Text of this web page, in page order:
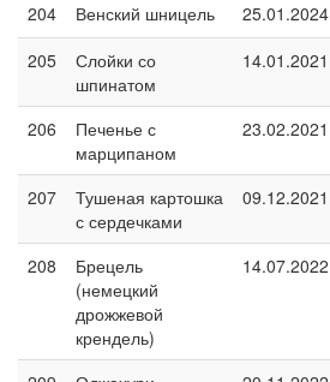
204
Венский шницель 25.01.2024
205
Слойки со
шпинатом
14.01.2021
206
Печенье с
марципаном
23.02.2021
207
Тушеная картошка
с сердечками
09.12.2021
208
Брецель
(немецкий
дрожжевой
крендель)
14.07.2022